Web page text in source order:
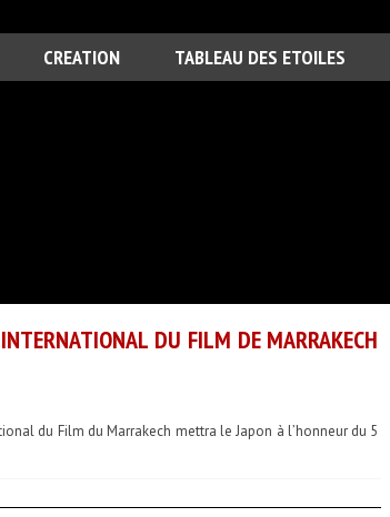
CREATION TABLEAU DES ETOILES
DU FILM DE MARRAKECH
du Film du Marrakech mettra le Japon à l’honneur du 5